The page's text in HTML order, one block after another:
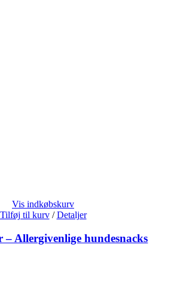
Vis indkøbskurv
Tilføj til kurv / Detaljer
– Allergivenlige hundesnacks